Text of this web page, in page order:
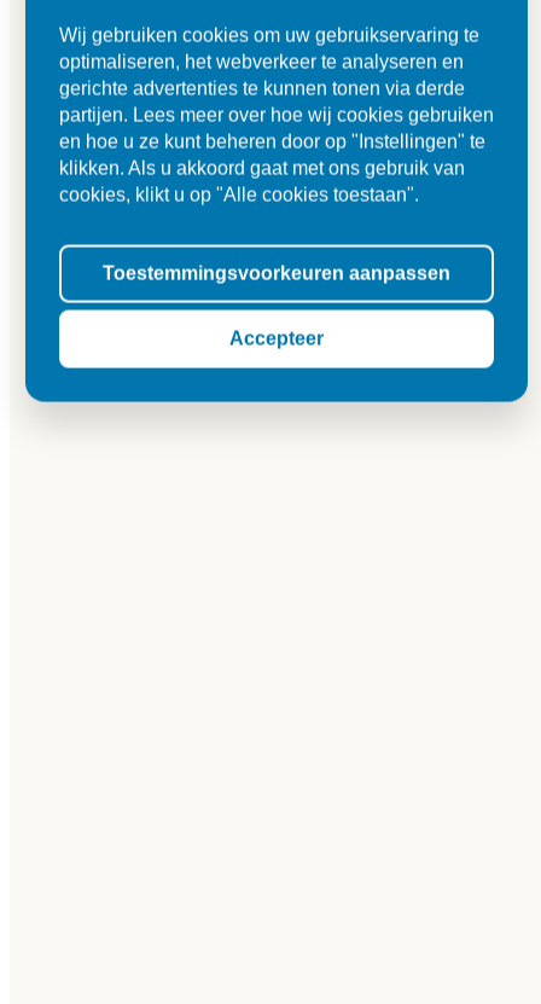
Wij gebruiken cookies om uw gebruikservaring te
optimaliseren, het webverkeer te analyseren en
gerichte advertenties te kunnen tonen via derde
partijen. Lees meer over hoe wij cookies gebruiken
en hoe u ze kunt beheren door op "Instellingen" te
klikken. Als u akkoord gaat met ons gebruik van
cookies, klikt u op "Alle cookies toestaan".
Toestemmingsvoorkeuren aanpassen
Accepteer